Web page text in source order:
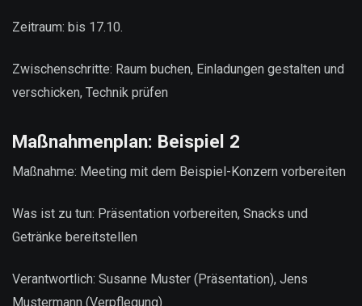
Zeitraum: bis 17.10.
Zwischenschritte: Raum buchen, Einladungen gestalten und
verschicken, Technik prüfen
Maßnahmenplan: Beispiel 2
Maßnahme: Meeting mit dem Beispiel-Konzern vorbereiten
Was ist zu tun: Präsentation vorbereiten, Snacks und
Getränke bereitstellen
Verantwortlich: Susanne Muster (Präsentation), Jens
Mustermann (Verpflegung)